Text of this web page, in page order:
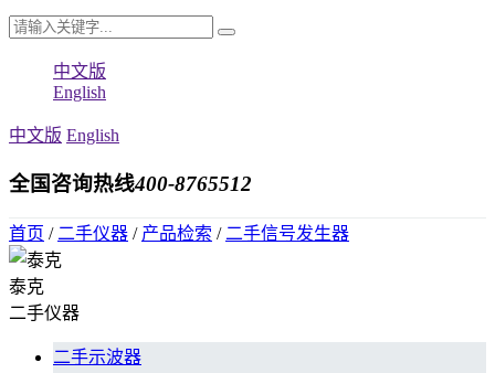
中文版
English
中文版 English
全国咨询热线400-8765512
首页 / 二手仪器 / 产品检索 / 二手信号发生器
泰克
二手仪器
二手示波器